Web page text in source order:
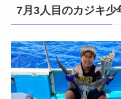
7月3人目のカジキ少